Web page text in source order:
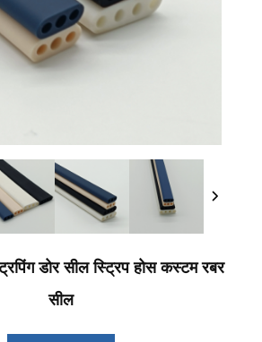
डोर सील स्ट्रिप होस कस्टम रबर
सील